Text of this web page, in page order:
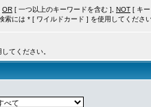
OR [ 一つ以上のキーワードを含む ], NOT [ キ
索には * [ ワイルドカード ] を使用してくださ
てください。